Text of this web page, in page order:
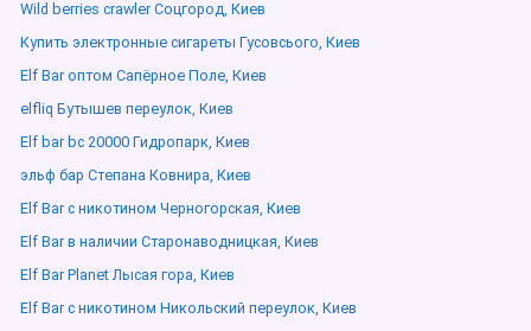
Wild berries crawler Соцгород, Киев
Купить электронные сигареты Гусовсього, Киев
Elf Bar оптом Сапёрное Поле, Киев
elfliq Бутышев переулок, Киев
Elf bar bc 20000 Гидропарк, Киев
эльф бар Степана Ковнира, Киев
Elf Bar с никотином Черногорская, Киев
Elf Bar в наличии Старонаводницкая, Киев
Elf Bar Planet Лысая гора, Киев
Elf Bar с никотином Никольский переулок, Киев